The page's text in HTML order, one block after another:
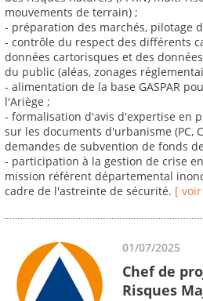
mouvements de terrain) ;
- préparation des marchés, pilotage
- contrôle du respect des différents
données cartorisques et des
du public (aléas, zonages
- alimentation de la base GASPAR
l'Ariège ;
- formalisation d'avis d'expertise en
sur les documents d'urbanisme (PC,
demandes de subvention de fonds
- participation à la gestion de crise
mission référent départemental
cadre de l'astreinte de sécurité. [
01/07/2025
Chef de
Risques